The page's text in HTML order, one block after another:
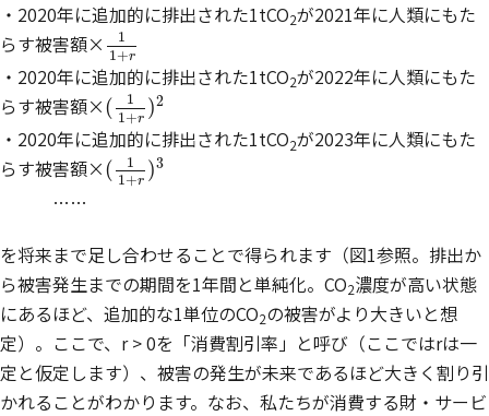
・2020年に追加的に排出された1tCO2が2021年に人類にもた
らす被害額×
1
1+r
11+r
・2020年に追加的に排出された1tCO2が2022年に人類にもた
らす被害額×(
1
1+r )2
(11+r)2
・2020年に追加的に排出された1tCO2が2023年に人類にもた
らす被害額×(
1
1+r )3
(11+r)3
……
を将来まで足し合わせることで得られます（図1参照。排出か
ら被害発生までの期間を1年間と単純化。CO2濃度が高い状態
にあるほど、追加的な1単位のCO2の被害がより大きいと想
定）。ここで、 r> 0を「消費割引率」と呼び（ここではrは一
定と仮定します）、被害の発生が未来であるほど大きく割り引
かれることがわかります。なお、私たちが消費する財・サービ